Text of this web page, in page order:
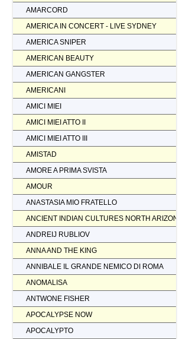
AMARCORD
AMERICA IN CONCERT - LIVE SYDNEY
AMERICA SNIPER
AMERICAN BEAUTY
AMERICAN GANGSTER
AMERICANI
AMICI MIEI
AMICI MIEI ATTO II
AMICI MIEI ATTO III
AMISTAD
AMORE A PRIMA SVISTA
AMOUR
ANASTASIA MIO FRATELLO
ANCIENT INDIAN CULTURES NORTH ARIZONA
ANDREIJ RUBLIOV
ANNA AND THE KING
ANNIBALE IL GRANDE NEMICO DI ROMA
ANOMALISA
ANTWONE FISHER
APOCALYPSE NOW
APOCALYPTO